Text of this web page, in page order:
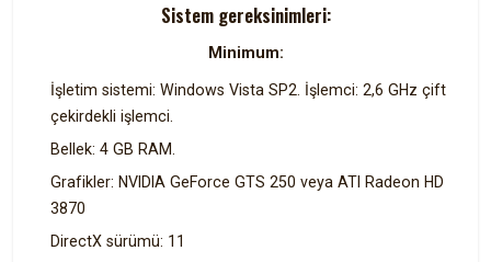
Sistem gereksinimleri:
Minimum:
İşletim sistemi: Windows Vista SP2. İşlemci: 2,6 GHz çift
çekirdekli işlemci.
Bellek: 4 GB RAM.
Grafikler: NVIDIA GeForce GTS 250 veya ATI Radeon HD
3870
DirectX sürümü: 11